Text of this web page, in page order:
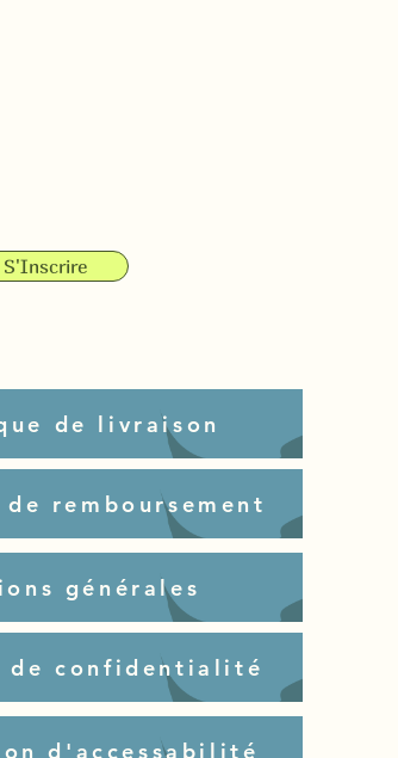
S'Inscrire
de livraison
remboursement
générales
de confidentialité
d'accessabilité